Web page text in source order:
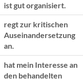
ist gut organisiert.
regt zur kritischen
Auseinandersetzung
an.
hat mein Interesse an
den behandelten